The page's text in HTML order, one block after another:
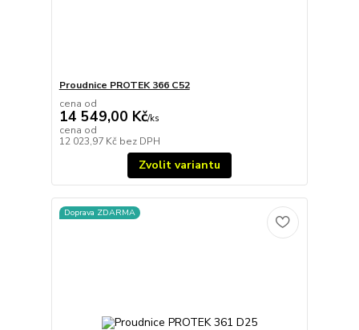
Proudnice PROTEK 366 C52
cena od
14 549,00 Kč/ks
cena od
12 023,97 Kč bez DPH
Zvolit variantu
Doprava ZDARMA